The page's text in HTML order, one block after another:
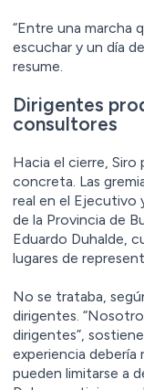
“Entre una marcha
escuchar y un día
resume.
Dirigentes
consultores
Hacia el cierre,
concreta. Las
real en el Ejecutivo
de la Provincia de
Eduardo Duhalde,
lugares de
No se trataba,
dirigentes.
dirigentes”,
experiencia debería
pueden limitarse a